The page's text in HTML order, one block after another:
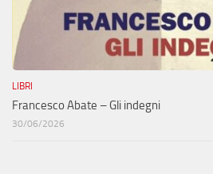
LIBRI
Francesco Abate – Gli indegni
30/06/2026